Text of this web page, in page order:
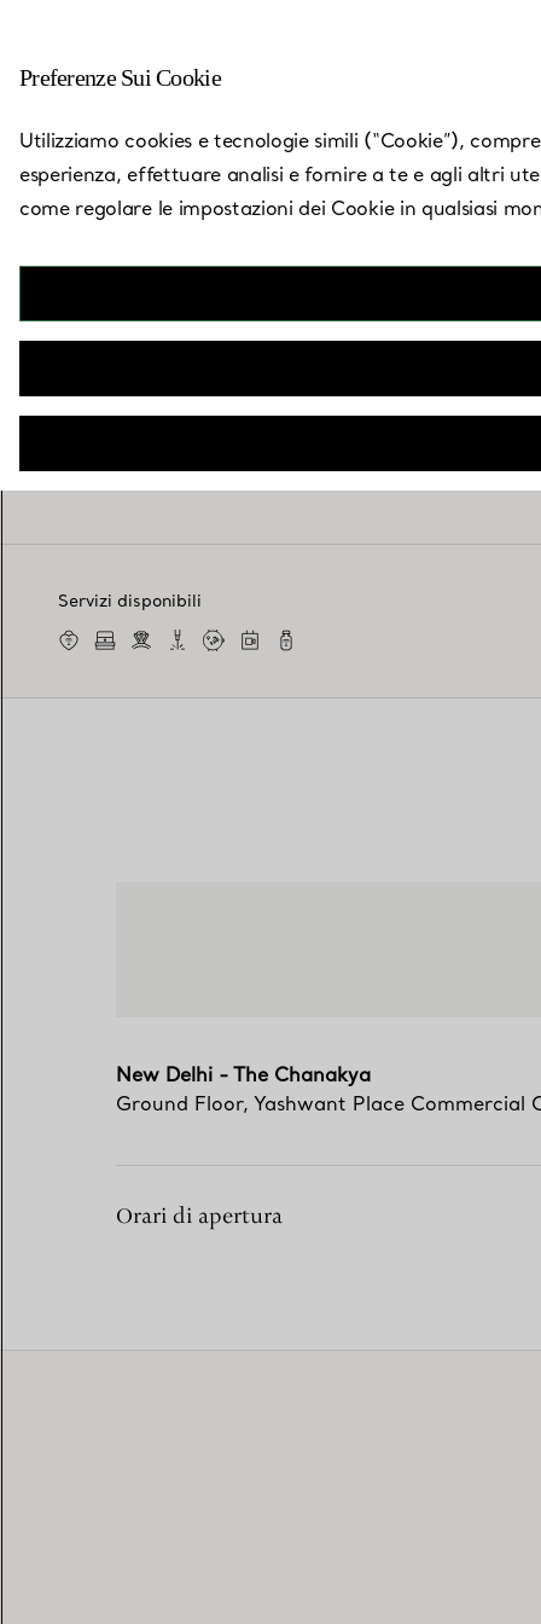
Torna a Trova un negozio
Servizi disponibili
New Delhi - The Chanakya
Ground Floor, Yashwant Place Commercial
Orari di apertura
Preferenze Sui Cookie
Utilizziamo cookies e tecnologie simili (“Cookie”),
esperienza, effettuare analisi e fornire a te e agli altri
come regolare le impostazioni dei Cookie in qualsiasi